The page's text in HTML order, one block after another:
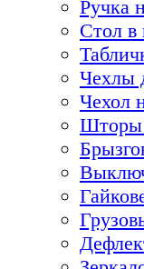
Ручка
Стол в
Чехлы
Чехол
Шторы